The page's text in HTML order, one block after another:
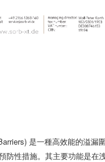
是一種高效能的溢漏
防性措施。其主要功能是在